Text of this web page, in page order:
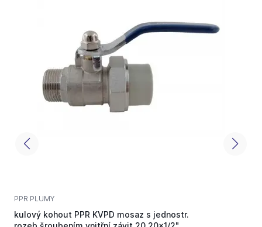
PPR PLUMY
kulový kohout PPR KVPD mosaz s jednostr.